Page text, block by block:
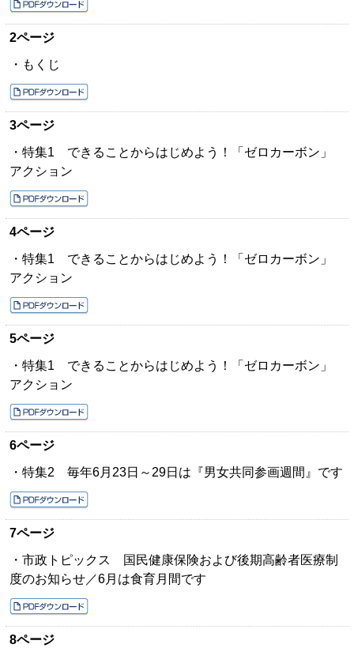
2ページ
・もくじ
3ページ
・特集1 できることからはじめよう！「ゼロカーボン」
アクション
4ページ
・特集1 できることからはじめよう！「ゼロカーボン」
アクション
5ページ
・特集1 できることからはじめよう！「ゼロカーボン」
アクション
6ページ
・特集2 毎年6月23日～29日は『男女共同参画週間』です
7ページ
・市政トピックス 国民健康保険および後期高齢者医療制
度のお知らせ／6月は食育月間です
8ページ